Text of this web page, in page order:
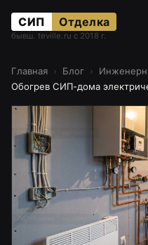
СИП Отделка
бывш. teville.ru с 2018 г.
Главная Блог
Обогрев СИП-дома